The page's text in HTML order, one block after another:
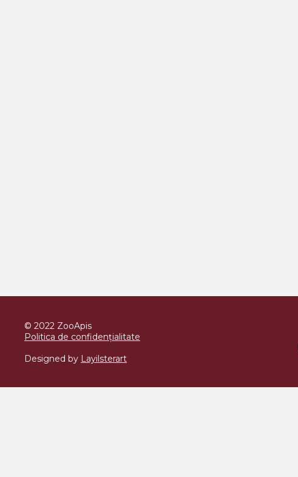
© 2022 ZooApis
Politica de confidențialitate
Designed by Layilsterart